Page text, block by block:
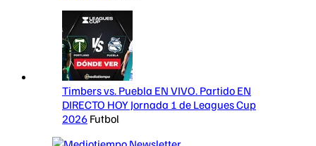
Timbers vs. Puebla EN VIVO. Partido EN
DIRECTO HOY Jornada 1 de Leagues Cup
2026 Futbol